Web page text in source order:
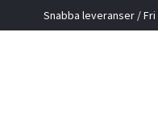
Snabba leveranser /